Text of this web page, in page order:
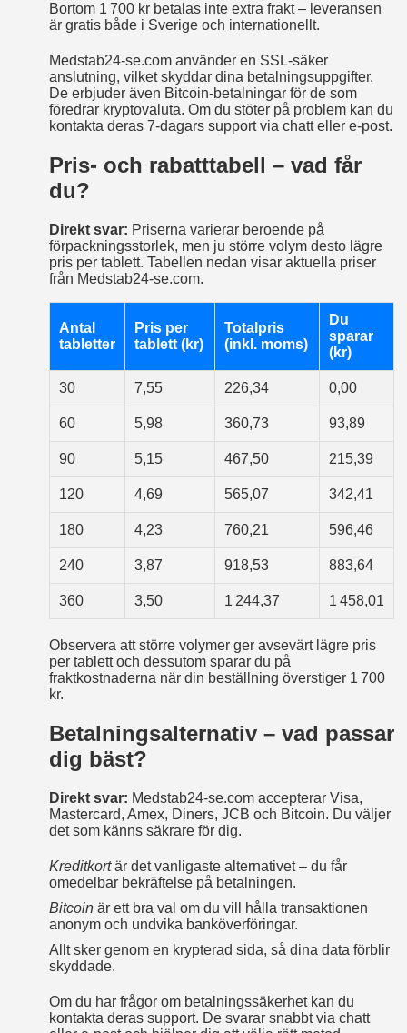
Bortom 1 700 kr betalas inte extra frakt – leveransen
är gratis både i Sverige och internationellt.
Medstab24‑se.com använder en SSL‑säker
anslutning, vilket skyddar dina betalningsuppgifter.
De erbjuder även Bitcoin-betalningar för de som
föredrar kryptovaluta. Om du stöter på problem kan du
kontakta deras 7‑dagars support via chatt eller e‑post.
Pris- och rabatttabell – vad får
du?
Direkt svar: Priserna varierar beroende på
förpackningsstorlek, men ju större volym desto lägre
pris per tablett. Tabellen nedan visar aktuella priser
från Medstab24‑se.com.
Antal
tabletter
Pris per
tablett (kr)
Totalpris
(inkl. moms)
Du
sparar
(kr)
30 7,55 226,34 0,00
60 5,98 360,73 93,89
90 5,15 467,50 215,39
120 4,69 565,07 342,41
180 4,23 760,21 596,46
240 3,87 918,53 883,64
360 3,50 1 244,37 1 458,01
Observera att större volymer ger avsevärt lägre pris
per tablett och dessutom sparar du på
fraktkostnaderna när din beställning överstiger 1 700
kr.
Betalningsalternativ – vad passar
dig bäst?
Direkt svar: Medstab24‑se.com accepterar Visa,
Mastercard, Amex, Diners, JCB och Bitcoin. Du väljer
det som känns säkrare för dig.
Kreditkortär det vanligaste alternativet – du får
omedelbar bekräftelse på betalningen.
Bitcoinär ett bra val om du vill hålla transaktionen
anonym och undvika banköverföringar.
Allt sker genom en krypterad sida, så dina data förblir
skyddade.
Om du har frågor om betalningssäkerhet kan du
kontakta deras support. De svarar snabbt via chatt